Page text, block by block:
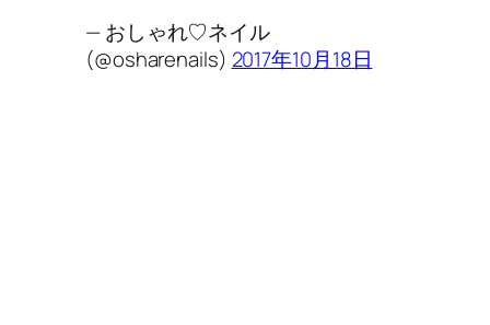
— おしゃれ♡ネイル
(@osharenails) 2017年10月18日